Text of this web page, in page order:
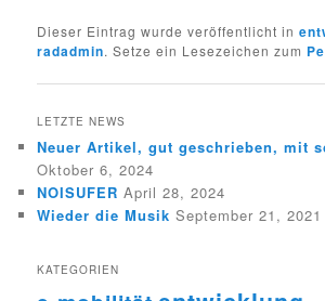
Dieser Eintrag wurde veröffentlicht in
radadmin. Setze ein Lesezeichen zum
LETZTE NEWS
Neuer Artikel, gut geschrieben, mit
Oktober 6, 2024
NOISUFER April 28, 2024
Wieder die Musik September 21, 2021
KATEGORIEN